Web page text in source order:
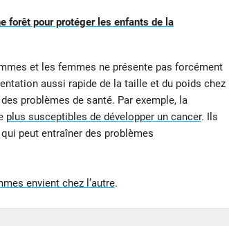
forêt pour protéger les enfants de la
et les femmes ne présente pas forcément
aussi rapide de la taille et du poids chez
problèmes de santé. Par exemple, la
plus susceptibles de développer un cancer. Ils
peut entraîner des problèmes
envient chez l’autre.